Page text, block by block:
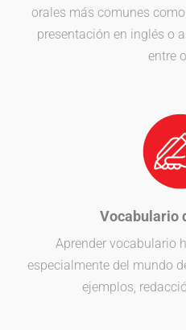
orales más comunes
presentación en inglés o
entre
Vocabulario
Aprender vocabulario
especialmente del mundo
ejemplos,